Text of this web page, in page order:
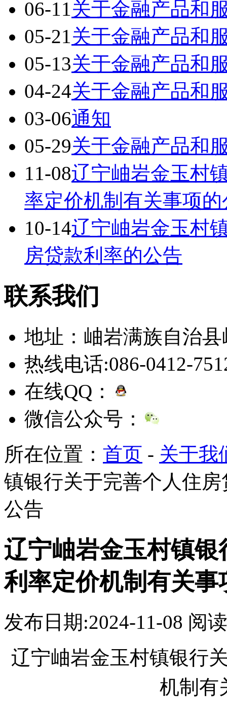
06-11关于金融产品和
05-21关于金融产品和
05-13关于金融产品和
04-24关于金融产品和
03-06通知
05-29关于金融产品和
11-08辽宁岫岩金玉村
率定价机制有关事项的
10-14辽宁岫岩金玉村
房贷款利率的公告
联系我们
地址：岫岩满族自治
热线电话:086-0412-
在线QQ：
微信公众号：
所在位置： 首页 - 关于我
镇银行关于完善个人住
公告
辽宁岫岩金玉村镇
利率定价机制有关事
发布日期:2024-11-08
辽宁岫岩金玉村镇银行
机制有